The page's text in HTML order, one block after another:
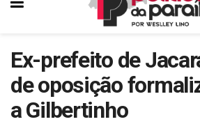
Ex-prefeito de
de oposição
a Gilbertinho